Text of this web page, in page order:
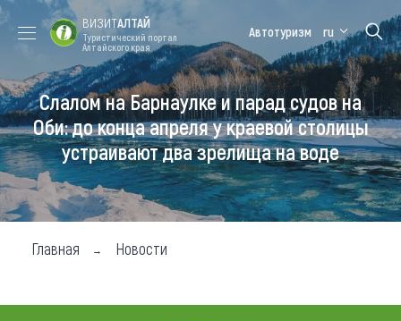
Форум VISIT
ALTAI
Цветение
маральника
Медицинский
форум
Алтайская
зимовка
Туры
Где побывать
Чем заняться
ВИЗИТАЛТАЙ
Туристический портал
Алтайского края
Автотуризм ru
Слалом на Барнаулке и парад судов на
Оби: до конца апреля у краевой столицы
устраивают два зрелища на воде
Главная Новости